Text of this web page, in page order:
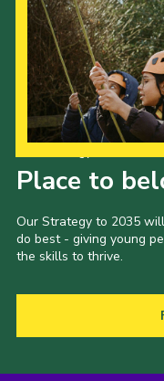
Place to
Our Strategy to 2035
do best - giving young
the skills to thrive.